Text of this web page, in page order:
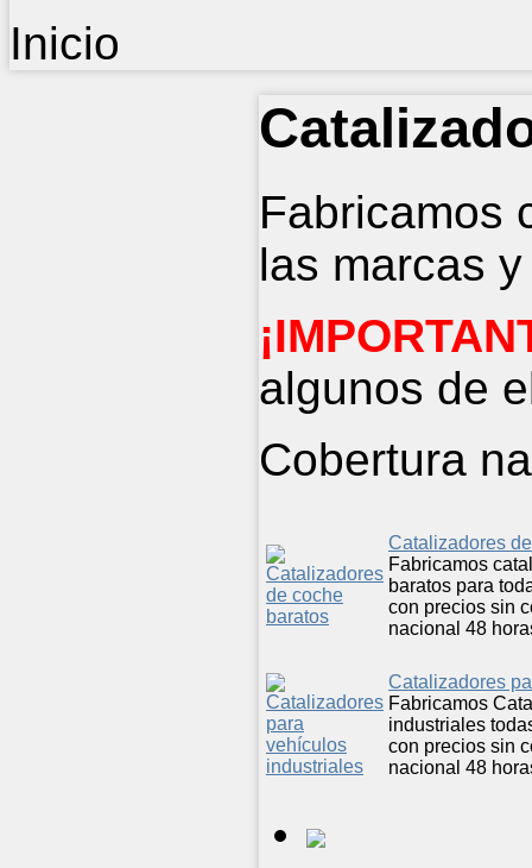
Inicio
Fabricamos
las marcas
algunos de
Cobertura
Catalizadores
Fabricamos
baratos para
con precios sin
nacional 48
Catalizadores
Fabricamos
industriales
con precios sin
nacional 48